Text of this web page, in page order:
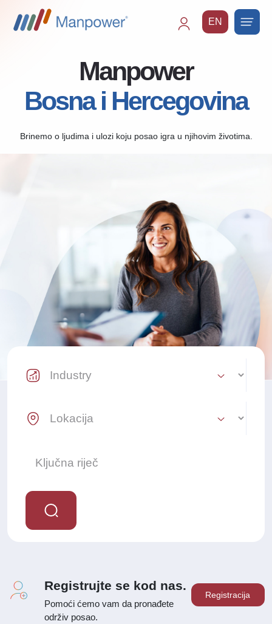
EN
Manpower
Bosna i Hercegovina
Brinemo o ljudima i ulozi koju posao igra u njihovim životima.
Industry Select
Location Select
Registrujte se kod nas.
Pomoći ćemo vam da pronađete
održiv posao.
Registracija